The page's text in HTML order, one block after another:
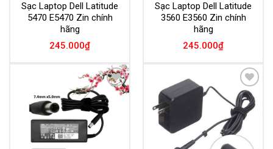
Sạc Laptop Dell Latitude
5470 E5470 Zin chính
hãng
245.000₫
Sạc Laptop Dell Latitude
3560 E3560 Zin chính
hãng
245.000₫
Add to
Wishlist
Add to
Wishlist